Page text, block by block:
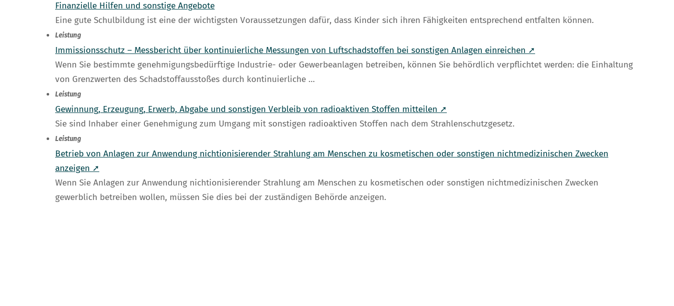
Finanzielle Hilfen und sonstige Angebote
Eine gute Schulbildung ist eine der wichtigsten Voraussetzungen dafür, dass Kinder sich ihren Fähigkeiten entsprechend entfalten können.
Leistung
Immissionsschutz – Messbericht über kontinuierliche Messungen von Luftschadstoffen bei sonstigen Anlagen einreichen ➚
Wenn Sie bestimmte genehmigungsbedürftige Industrie- oder Gewerbeanlagen betreiben, können Sie behördlich verpflichtet werden: die Einhaltung
von Grenzwerten des Schadstoffausstoßes durch kontinuierliche …
Leistung
Gewinnung, Erzeugung, Erwerb, Abgabe und sonstigen Verbleib von radioaktiven Stoffen mitteilen ➚
Sie sind Inhaber einer Genehmigung zum Umgang mit sonstigen radioaktiven Stoffen nach dem Strahlenschutzgesetz.
Leistung
Betrieb von Anlagen zur Anwendung nichtionisierender Strahlung am Menschen zu kosmetischen oder sonstigen nichtmedizinischen Zwecken
anzeigen ➚
Wenn Sie Anlagen zur Anwendung nichtionisierender Strahlung am Menschen zu kosmetischen oder sonstigen nichtmedizinischen Zwecken
gewerblich betreiben wollen, müssen Sie dies bei der zuständigen Behörde anzeigen.